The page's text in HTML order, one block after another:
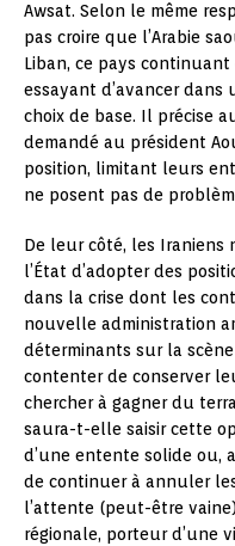
Awsat. Selon le même
pas croire que l’Arabie
Liban, ce pays
essayant d’avancer dans
choix de base. Il précise
demandé au président
position, limitant leurs
ne posent pas de
De leur côté, les Iraniens
l’État d’adopter des
dans la crise dont les
nouvelle administration
déterminants sur la
contenter de conserver
chercher à gagner du
saura-t-elle saisir cette
d’une entente solide ou,
de continuer à annuler
l’attente (peut-être
régionale, porteur d’une